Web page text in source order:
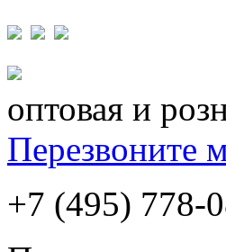
оптовая и
Перезвоните
+7 (495) 778-